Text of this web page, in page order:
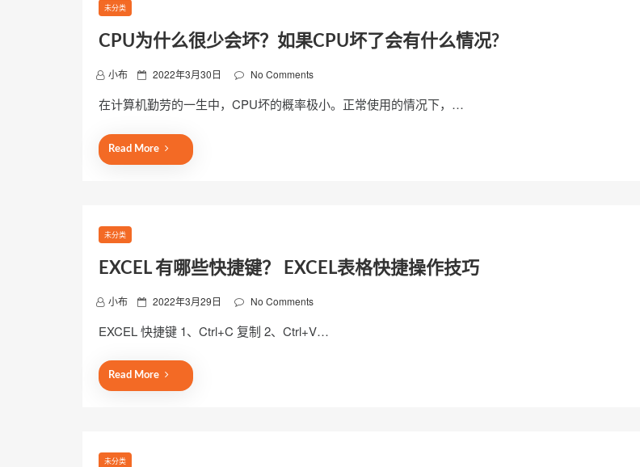
未分类
CPU为什么很少会坏？如果CPU坏了会有什么情况?
小布
P
s
e
d
2022年3月30日 No Comments
在计算机勤劳的一生中，CPU坏的概率极小。正常使用的情况下，…
Read More
未分类
EXCEL 有哪些快捷键？ EXCEL表格快捷操作技巧
小布
P
s
e
d
2022年3月29日 No Comments
EXCEL 快捷键 1、Ctrl+C 复制 2、Ctrl+V…
Read More
未分类